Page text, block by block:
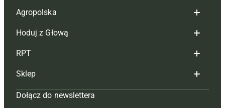
Agropolska
Redakcja
Reklama
Tagi
Mapa serwisu
Hoduj z Głową
Hoduj z głową bydło
Hoduj z głową świnie
Prenumerata
RPT
Redakcja
Prenumerata
Sklep
Czasopisma i prenumerata
Dołącz do newslettera